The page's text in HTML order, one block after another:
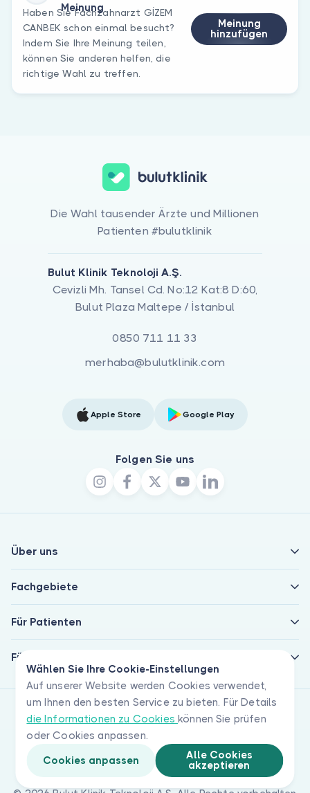
Meinung
Haben Sie Fachzahnarzt GİZEM
CANBEK schon einmal besucht?
Indem Sie Ihre Meinung teilen,
können Sie anderen helfen, die
richtige Wahl zu treffen.
Meinung
hinzufügen
Wählen Sie Ihre Cookie-Einstellungen
Auf unserer Website werden Cookies verwendet,
um Ihnen den besten Service zu bieten. Für Details
die Informationen zu Cookieskönnen Sie prüfen
oder Cookies anpassen.
Cookies anpassen
Alle Cookies
akzeptieren
Die Wahl tausender Ärzte und Millionen
Patienten #bulutklinik
Bulut Klinik Teknoloji A.Ş.
Cevizli Mh. Tansel Cd. No:12 Kat:8 D:60,
Bulut Plaza Maltepe / İstanbul
0850 711 11 33
merhaba@bulutklinik.com
Apple Store Google Play
Folgen Sie uns
Über uns
Fachgebiete
Für Patienten
Für Ärzte